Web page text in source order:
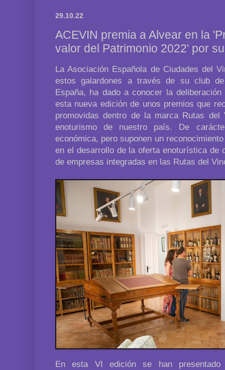
29.10.22
ACEVIN premia a Alvear en la
valor del Patrimonio 2022' por
La Asociación Española de Ciudades del
estos galardones a través de su club
España, ha dado a conocer la
esta nueva edición de unos premios que
promovidas dentro de la marca Rutas del
enoturismo de nuestro país. De
económica, pero suponen un
en el desarrollo de la oferta enoturística de
de empresas integradas en las Rutas del
En esta VI edición se han